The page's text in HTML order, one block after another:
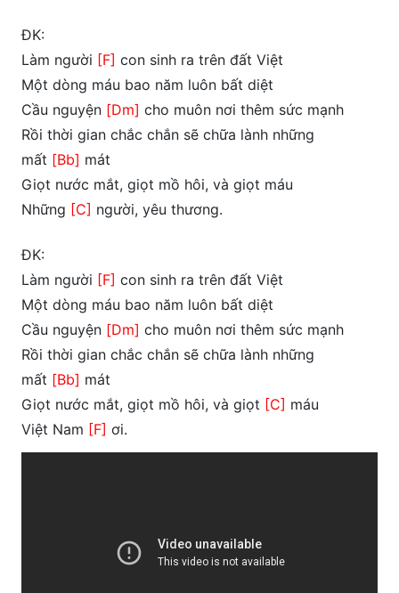
ĐK:
Làm người [F] con sinh ra trên đất Việt
Một dòng máu bao năm luôn bất diệt
Cầu nguyện [Dm] cho muôn nơi thêm sức mạnh
Rồi thời gian chắc chắn sẽ chữa lành những
mất [Bb] mát
Giọt nước mắt, giọt mồ hôi, và giọt máu
Những [C] người, yêu thương.
ĐK:
Làm người [F] con sinh ra trên đất Việt
Một dòng máu bao năm luôn bất diệt
Cầu nguyện [Dm] cho muôn nơi thêm sức mạnh
Rồi thời gian chắc chắn sẽ chữa lành những
mất [Bb] mát
Giọt nước mắt, giọt mồ hôi, và giọt [C] máu
Việt Nam [F] ơi.